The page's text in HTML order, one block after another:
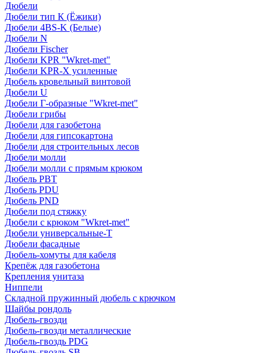
Дюбели
Дюбели тип К (Ёжики)
Дюбели 4BS-K (Белые)
Дюбели N
Дюбели Fischer
Дюбели KPR "Wkret-met"
Дюбели KPR-Х усиленные
Дюбель кровельный винтовой
Дюбели U
Дюбели Г-образные "Wkret-met"
Дюбели грибы
Дюбели для газобетона
Дюбели для гипсокартона
Дюбели для строительных лесов
Дюбели молли
Дюбели молли с прямым крюком
Дюбель PBT
Дюбель PDU
Дюбель PND
Дюбели под стяжку
Дюбели с крюком "Wkret-met"
Дюбели универсальные-Т
Дюбели фасадные
Дюбель-хомуты для кабеля
Крепёж для газобетона
Крепления унитаза
Ниппели
Складной пружинный дюбель с крючком
Шайбы рондоль
Дюбель-гвозди
Дюбель-гвозди металлические
Дюбель-гвоздь PDG